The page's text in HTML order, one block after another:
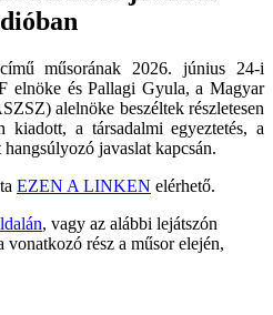
műsorának 2026. június 24-i
elnöke és Pallagi Gyula, a Magyar
alelnöke beszéltek részletesen
kiadott, a társadalmi egyeztetés, a
javaslat kapcsán.
EZEN A LINKEN elérhető.
, vagy az alábbi lejátszón
rész a műsor elején,